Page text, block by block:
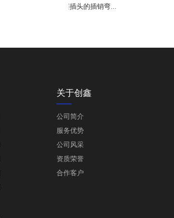
多式位旋转开关寿命试...
关于创鑫
公司简介
服务优势
公司风采
资质荣誉
合作客户